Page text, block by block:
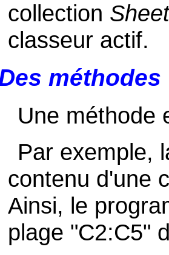
collection
classeur actif.
méthodes
Une méthode
Par exemple,
contenu d'une
Ainsi, le
plage "C2:C5"